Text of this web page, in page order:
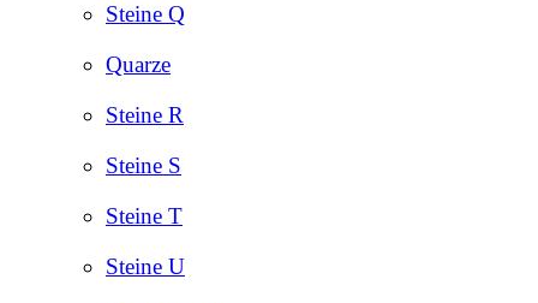
Steine Q
Quarze
Steine R
Steine S
Steine T
Steine U